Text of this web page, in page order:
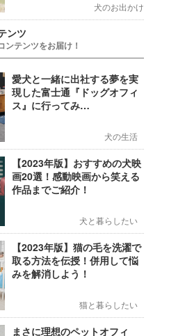
犬のお出かけ
ンツ
ンテンツをお届け！
愛犬と一緒に出社する夢を実
現した富士通『ドッグオフィ
ス』に行ってみ…
犬の生活
【2023年版】おすすめの犬映
画20選！感動映画から笑える
作品までご紹介！
犬と暮らしたい
【2023年版】猫の毛を洗濯で
取る方法を伝授！併用して悩
みを解消しよう！
猫と暮らしたい
まさに理想のペットオフィ